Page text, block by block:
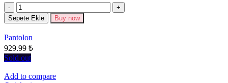
fazla
varyasyonu
var.
Miktar
Sepete Ekle Buy now
Pantolon
929.99 ₺
Sold out
Add to compare